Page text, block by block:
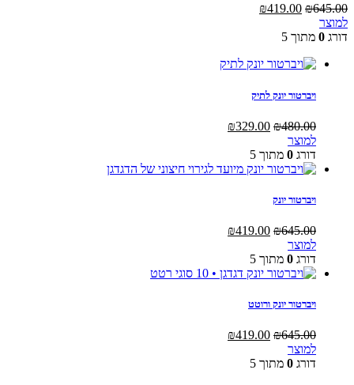
₪645.00
המחיר
היה:
₪419.00
למוצר
דורג 0 מתוך 5
ויברטור יונק לתיק
₪480.00
המחיר
היה:
₪480.00.
₪329.00
₪329.00.
למוצר
דורג 0 מתוך 5
ויברטור יונק
₪645.00
המחיר
היה:
₪645.00.
₪419.00
₪419.00.
למוצר
דורג 0 מתוך 5
ויברטור יונק ורוטט
₪645.00
המחיר
היה:
₪419.00
למוצר
דורג 0 מתוך 5